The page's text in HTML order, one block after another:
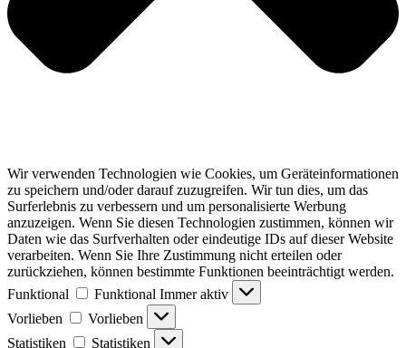
Wir verwenden Technologien wie Cookies, um Geräteinformationen
zu speichern und/oder darauf zuzugreifen. Wir tun dies, um das
Surferlebnis zu verbessern und um personalisierte Werbung
anzuzeigen. Wenn Sie diesen Technologien zustimmen, können wir
Daten wie das Surfverhalten oder eindeutige IDs auf dieser Website
verarbeiten. Wenn Sie Ihre Zustimmung nicht erteilen oder
zurückziehen, können bestimmte Funktionen beeinträchtigt werden.
Funktional
Funktional Immer aktiv
Vorlieben
Vorlieben
Statistiken
Statistiken